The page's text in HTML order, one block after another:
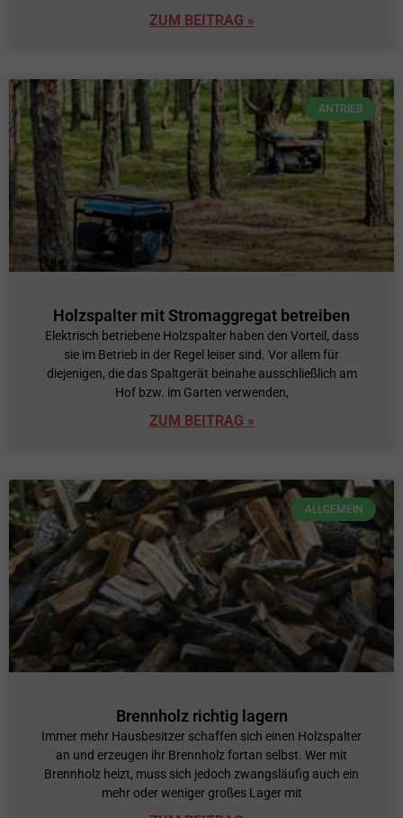
ZUM BEITRAG »
ANTRIEB
Holzspalter mit Stromaggregat betreiben
Elektrisch betriebene Holzspalter haben den Vorteil, dass
sie im Betrieb in der Regel leiser sind. Vor allem für
diejenigen, die das Spaltgerät beinahe ausschließlich am
Hof bzw. im Garten verwenden,
ZUM BEITRAG »
ALLGEMEIN
Brennholz richtig lagern
Immer mehr Hausbesitzer schaffen sich einen Holzspalter
an und erzeugen ihr Brennholz fortan selbst. Wer mit
Brennholz heizt, muss sich jedoch zwangsläufig auch ein
mehr oder weniger großes Lager mit